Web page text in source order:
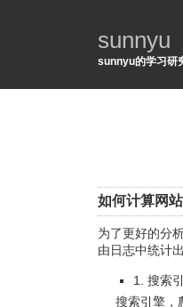
sunnyu
sunnyu的学习研
如何计算网
为了更好的分
由日志中统计
1. 搜索
搜索引擎，